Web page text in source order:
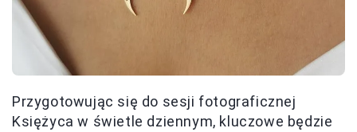
Przygotowując się do sesji fotograficznej
Księżyca w świetle dziennym, kluczowe będzie